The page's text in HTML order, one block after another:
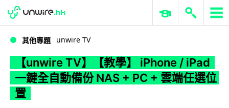
WWDC 2026 ERP 與商業 AI
其他專題 unwire TV
【unwire TV】【教學】 iPhone / iPad
一鍵全自動備份 NAS + PC + 雲端任選位
置